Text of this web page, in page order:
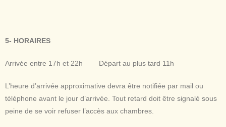
5- HORAIRES
Arrivée entre 17h et 22h Départ au plus tard 11h
L’heure d’arrivée approximative devra être notifiée par mail ou
téléphone avant le jour d’arrivée. Tout retard doit être signalé sous
peine de se voir refuser l’accès aux chambres.